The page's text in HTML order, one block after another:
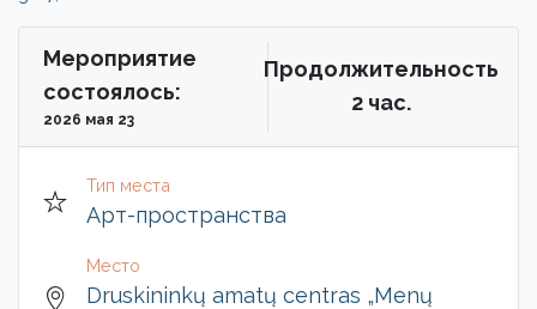
Мероприятие
состоялось:
2026 мая 23
Продолжительность
2 чac.
Тип места
Арт-пространства
Место
Druskininkų amatų centras „Menų